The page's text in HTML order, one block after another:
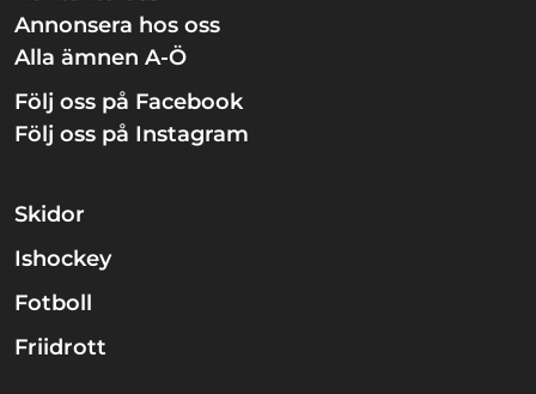
Annonsera hos oss
Alla ämnen A-Ö
Följ oss på Facebook
Följ oss på Instagram
Skidor
Ishockey
Fotboll
Friidrott